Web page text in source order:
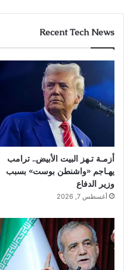
Recent Tech News
أزمـة تـهز البيت الأبيض.. ترامب
يهـاجم «واشنطن بوست» بسبب
وزير الدفاع
أغسطس 7, 2026